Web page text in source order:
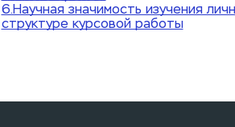
6.Научная значимость изучения
структуре курсовой работы